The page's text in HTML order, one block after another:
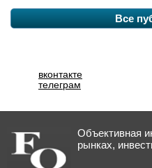
Все
вконтакте
телеграм
Объективная
рынках,